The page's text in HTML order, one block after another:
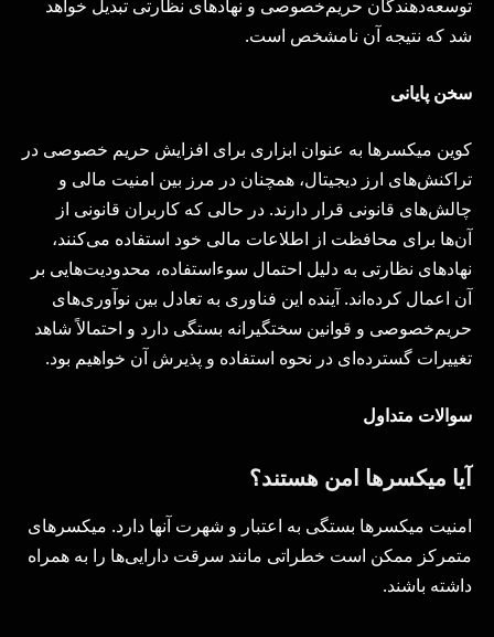
توسعه‌دهندگان حریم‌خصوصی و نهادهای نظارتی تبدیل خواهد
شد که نتیجه آن نامشخص است.
سخن پایانی
کوین میکسرها به عنوان ابزاری برای افزایش حریم خصوصی در
تراکنش‌های ارز دیجیتال، همچنان در مرز بین امنیت مالی و
چالش‌های قانونی قرار دارند. در حالی که کاربران قانونی از
آن‌ها برای محافظت از اطلاعات مالی خود استفاده می‌کنند،
نهادهای نظارتی به دلیل احتمال سوءاستفاده، محدودیت‌هایی بر
آن اعمال کرده‌اند. آینده این فناوری به تعادل بین نوآوری‌های
حریم‌خصوصی و قوانین سختگیرانه بستگی دارد و احتمالاً شاهد
تغییرات گسترده‌ای در نحوه استفاده و پذیرش آن خواهیم بود.
سوالات متداول
آیا میکسرها امن هستند؟
امنیت میکسرها بستگی به اعتبار و شهرت آنها دارد. میکسرهای
متمرکز ممکن است خطراتی مانند سرقت دارایی‌ها را به همراه
داشته باشند.